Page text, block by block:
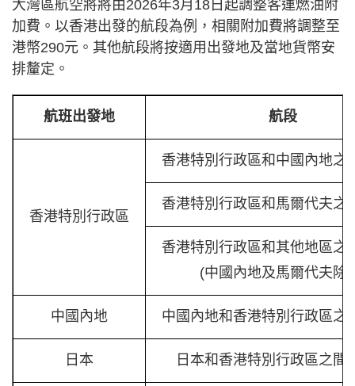
大灣區航空將將由2026年3月18日起調整客運燃油附
加費。以香港出發的航段為例，相關附加費將調整至
港幣290元。其他航段將按適用出發地及當地貨幣安
排釐定。
航班出發地 航段
香港特別行政區
香港特別行政區和中國內地之
香港特別行政區和馬爾代夫之
香港特別行政區和其他地區之
(中國內地及馬爾代夫除
中國內地 中國內地和香港特別行政區之
日本 日本和香港特別行政區之間